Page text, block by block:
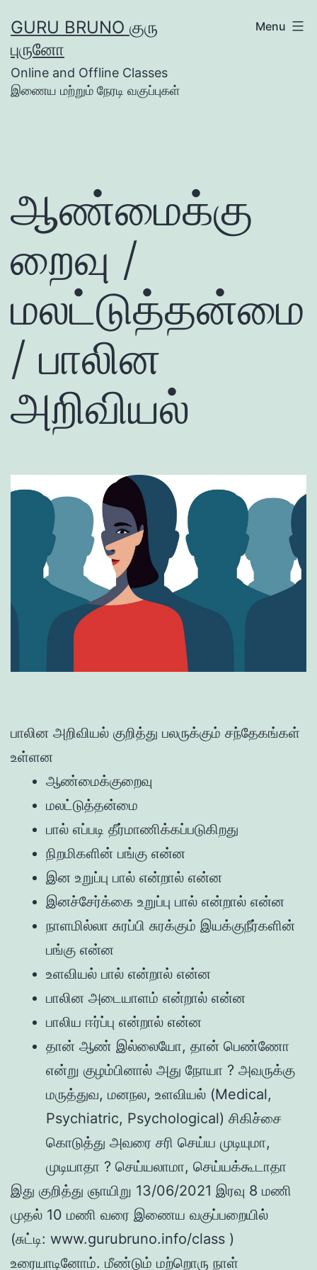
to
content
GURU BRUNO குரு
புருனோ
Online and Offline Classes
இணைய மற்றும் நேரடி வகுப்புகள்
Menu
ஆண்மைக்கு
றைவு /
மலட்டுத்தன்மை
/ பாலின
அறிவியல்
பாலின அறிவியல் குறித்து பலருக்கும் சந்தேகங்கள்
உள்ளன
ஆண்மைக்குறைவு
மலட்டுத்தன்மை
பால் எப்படி தீர்மாணிக்கப்படுகிறது
நிறமிகளின் பங்கு என்ன
இன உறுப்பு பால் என்றால் என்ன
இனச்சேர்க்கை உறுப்பு பால் என்றால் என்ன
நாளமில்லா சுரப்பி சுரக்கும் இயக்குநீர்களின்
பங்கு என்ன
உளவியல் பால் என்றால் என்ன
பாலின அடையாளம் என்றால் என்ன
பாலிய ஈர்ப்பு என்றால் என்ன
தான் ஆண் இல்லையோ, தான் பெண்ணோ
என்று குழம்பினால் அது நோயா ? அவருக்கு
மருத்துவ, மனநல, உளவியல் (Medical,
Psychiatric, Psychological) சிகிச்சை
கொடுத்து அவரை சரி செய்ய முடியுமா,
முடியாதா ? செய்யலாமா, செய்யக்கூடாதா
இது குறித்து ஞாயிறு 13/06/2021 இரவு 8 மணி
முதல் 10 மணி வரை இணைய வகுப்பறையில்
(சுட்டி: www.gurubruno.info/class )
உரையாடினோம். மீண்டும் மற்றொரு நாள்